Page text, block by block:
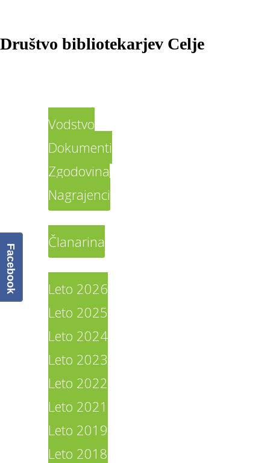
Društvo bibliotekarjev Celje
Vodstvo
Dokumenti
Zgodovina
Nagrajenci
Članarina
Leto 2026
Leto 2025
Leto 2024
Leto 2023
Leto 2022
Leto 2021
Leto 2019
Leto 2018
Facebook